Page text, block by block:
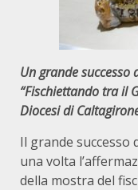
Un grande
“Fischiettando tra il
Diocesi di
Il grande successo
una volta
della mostra del